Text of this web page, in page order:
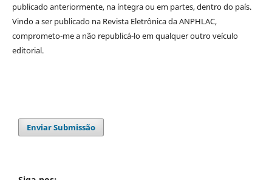
publicado anteriormente, na íntegra ou em partes, dentrodo país.
Vindo a ser publicado na Revista Eletrônica da ANPHLAC,
comprometo-me a não republicá-lo em qualquer outro veículo
editorial.
Enviar Submissão